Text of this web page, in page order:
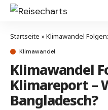
Startseite »Klimawandel Folgen:
Klimawandel
Klimawandel
Klimareport –
Bangladesch?